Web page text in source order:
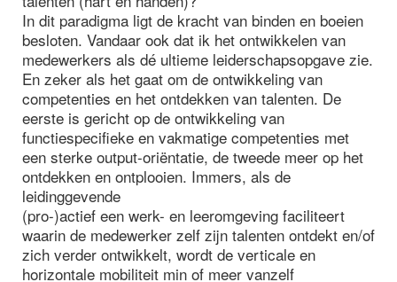
In dit paradigma ligt de kracht van binden en boeien
besloten. Vandaar ook dat ik het ontwikkelen van
medewerkers als dé ultieme leiderschapsopgave zie.
En zeker als het gaat om de ontwikkeling van
competenties en het ontdekken van talenten. De
eerste is gericht op de ontwikkeling van
functiespecifieke en vakmatige competenties met
een sterke output-oriëntatie, de tweede meer op het
ontdekken en ontplooien. Immers, als de
leidinggevende
(pro-)actief een werk- en leeromgeving faciliteert
waarin de medewerker zelf zijn talenten ontdekt en/of
zich verder ontwikkelt, wordt de verticale en
horizontale mobiliteit min of meer vanzelf